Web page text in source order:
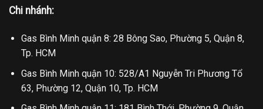
Chi nhánh:
Gas Bình Minh quận 8: 28 Bông Sao, Phường 5, Quận 8,
Tp. HCM
Gas Bình Minh quận 10: 528/A1 Nguyễn Tri Phương Tổ
63, Phường 12, Quận 10, Tp. HCM